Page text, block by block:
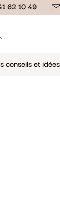
62 10 49
conseils et idées